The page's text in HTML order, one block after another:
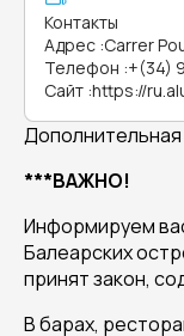
Контакты
Адрес :Carrer
Телефон :+(34)
Сайт :https://
***ВАЖНО!
Информируем
Балеарских
принят закон,
В барах,